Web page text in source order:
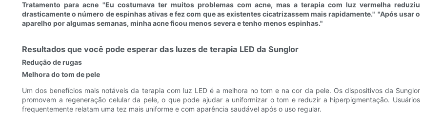
Tratamento para acne "Eu costumava ter muitos problemas com acne, mas a terapia com luz vermelha reduziu
drasticamente o número de espinhas ativas e fez com que as existentes cicatrizassem mais rapidamente." "Após usar o
aparelho por algumas semanas, minha acne ficou menos severa e tenho menos espinhas."
Resultados que você pode esperar das luzes de terapia LED da Sunglor
Redução de rugas
Melhora do tom de pele
Um dos benefícios mais notáveis ​​da terapia com luz LED é a melhora no tom e na cor da pele. Os dispositivos da Sunglor
promovem a regeneração celular da pele, o que pode ajudar a uniformizar o tom e reduzir a hiperpigmentação. Usuários
frequentemente relatam uma tez mais uniforme e com aparência saudável após o uso regular.